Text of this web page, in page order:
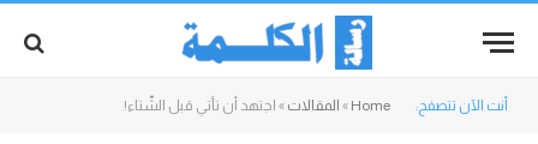
أنت الآن تتصفح: Home
» المقالات » اجتهد أن تأتي قبل الشّتاء!